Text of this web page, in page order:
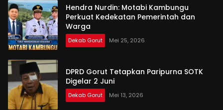
Hendra Nurdin: Motabi Kambungu
Perkuat Kedekatan Pemerintah dan
Warga
Dekab Gorut Mei 25, 2026
DPRD Gorut Tetapkan Paripurna SOTK
Digelar 2 Juni
Dekab Gorut Mei 13, 2026